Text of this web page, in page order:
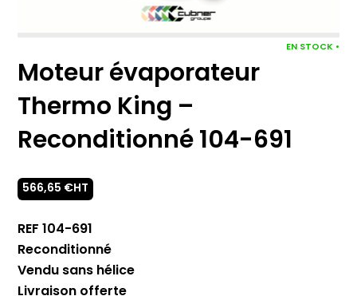
EN STOCK •
Moteur évaporateur
Thermo King –
Reconditionné 104-691
566,65 €HT
REF 104-691
Reconditionné
Vendu sans hélice